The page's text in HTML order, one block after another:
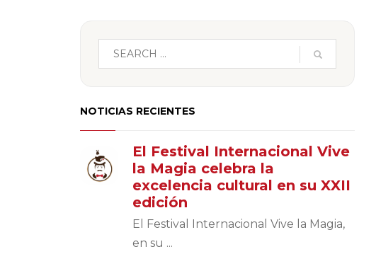
NOTICIAS RECIENTES
El Festival Internacional Vive
la Magia celebra la
excelencia cultural en su XXII
edición
El Festival Internacional Vive la Magia,
en su ...